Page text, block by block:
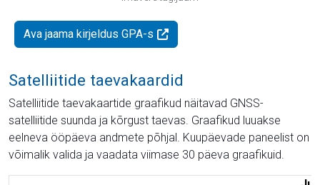
Ava jaama kirjeldus GPA-s
Satelliitide taevakaardid
Satelliitide taevakaartide graafikud näitavad GNSS-
satelliitide suunda ja kõrgust taevas. Graafikud luuakse
eelneva ööpäeva andmete põhjal. Kuupäevade paneelist on
võimalik valida ja vaadata viimase 30 päeva graafikuid.